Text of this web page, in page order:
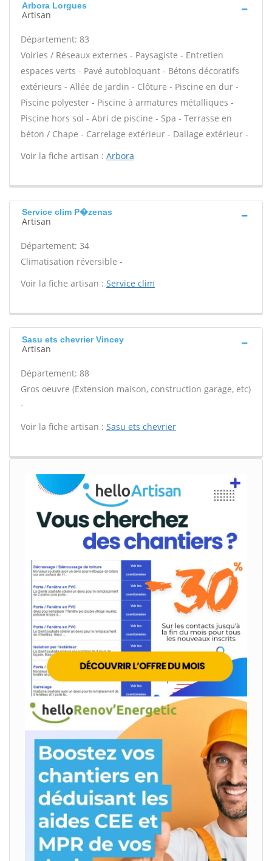
Arbora Lorgues
Artisan
Département: 83
Voiries / Réseaux externes - Paysagiste - Entretien
espaces verts - Pavé autobloquant - Bétons décoratifs
extérieurs - Allée de jardin - Clôture - Piscine en dur -
Piscine polyester - Piscine à armatures métalliques -
Piscine hors sol - Abri de piscine - Spa - Terrasse en
béton / Chape - Carrelage extérieur - Dallage extérieur -
Voir la fiche artisan : Arbora
Service clim P�zenas
Artisan
Département: 34
Climatisation réversible -
Voir la fiche artisan : Service clim
Sasu ets chevrier Vincey
Artisan
Département: 88
Gros oeuvre (Extension maison, construction garage, etc)
-
Voir la fiche artisan : Sasu ets chevrier